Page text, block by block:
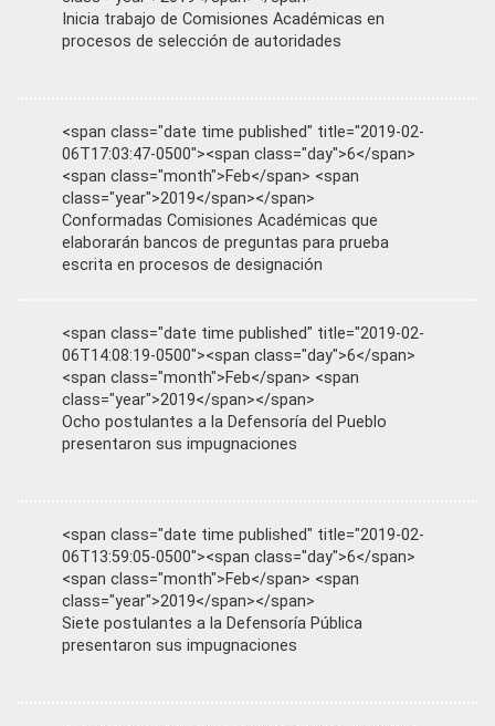
Inicia trabajo de Comisiones Académicas en
procesos de selección de autoridades
<span class="date time published" title="2019-02-
06T17:03:47-0500"><span class="day">6</span>
<span class="month">Feb</span> <span
class="year">2019</span></span>
Conformadas Comisiones Académicas que
elaborarán bancos de preguntas para prueba
escrita en procesos de designación
<span class="date time published" title="2019-02-
06T14:08:19-0500"><span class="day">6</span>
<span class="month">Feb</span> <span
class="year">2019</span></span>
Ocho postulantes a la Defensoría del Pueblo
presentaron sus impugnaciones
<span class="date time published" title="2019-02-
06T13:59:05-0500"><span class="day">6</span>
<span class="month">Feb</span> <span
class="year">2019</span></span>
Siete postulantes a la Defensoría Pública
presentaron sus impugnaciones